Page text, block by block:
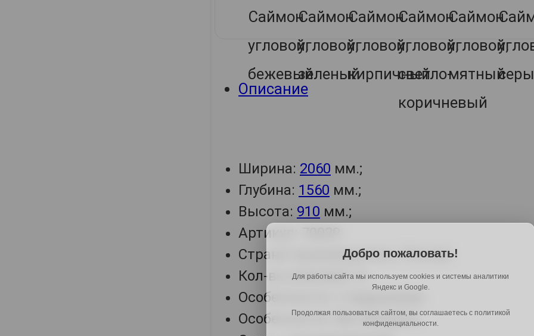
Описание
Ширина: 2060 мм.;
Глубина: 1560 мм.;
Высота: 910 мм.;
Артикул: 70029
Страна-производитель: Россия
Кол-во упаковок: 4.
Особенности: с подушками.
Особенности: без матраса.
Добро пожаловать!
Для работы сайта мы используем cookies и системы аналитики
Яндекс и Google.
Продолжая пользоваться сайтом, вы соглашаетесь с политикой
конфиденциальности.